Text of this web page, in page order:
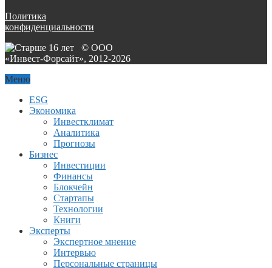
Политика
конфиденциальности
© ООО
«Инвест-Форсайт», 2012-2026
Меню
ESG
Экономика
Инвестклимат
Аналитика
Прогнозы
Бизнес
Инвестиции
Финансы
Блокчейн
Стартапы
Технологии
Книги
Эксперты
Экспертное мнение
Интервью
Персональные страницы